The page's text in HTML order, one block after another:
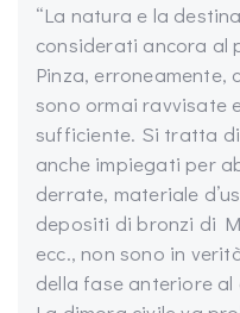
“La natura e la
considerati ancora al
Pinza, erroneamente,
sono ormai ravvisate
sufficiente. Si tratta
anche impiegati per
derrate, materiale
depositi di bronzi di
ecc., non sono in
della fase anteriore